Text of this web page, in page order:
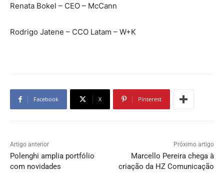
Renata Bokel – CEO – McCann
Rodrigo Jatene – CCO Latam – W+K
Facebook X Pinterest
Artigo anterior
Polenghi amplia portfólio
com novidades
Próximo artigo
Marcello Pereira chega à
criação da HZ Comunicação